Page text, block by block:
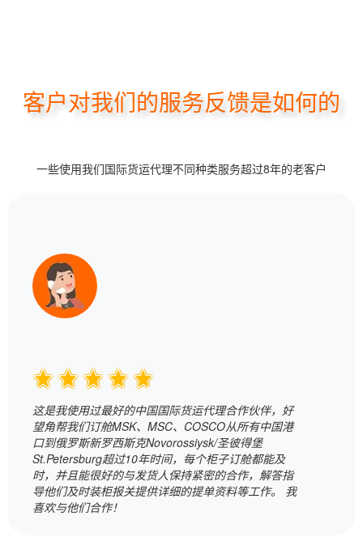
客户对我们的服务反馈是如何的
一些使用我们国际货运代理不同种类服务超过8年的老客户
这是我使用过最好的中国国际货运代理合作伙伴，好
望角帮我们订舱MSK、MSC、COSCO从所有中国港
口到俄罗斯新罗西斯克Novorossiysk/圣彼得堡
St.Petersburg超过10年时间，每个柜子订舱都能及
时，并且能很好的与发货人保持紧密的合作，解答指
导他们及时装柜报关提供详细的提单资料等工作。 我
喜欢与他们合作！